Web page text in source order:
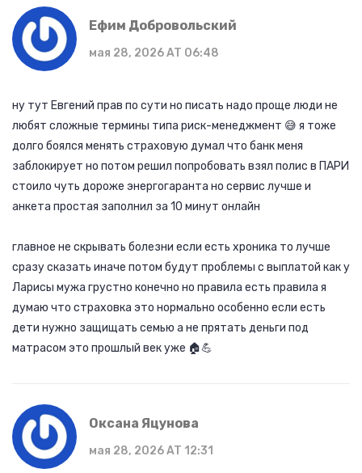
Ефим Добровольский
мая 28, 2026 AT 06:48
ну тут Евгений прав по сути но писать надо проще люди не
любят сложные термины типа риск-менеджмент 😅 я тоже
долго боялся менять страховую думал что банк меня
заблокирует но потом решил попробовать взял полис в ПАРИ
стоило чуть дороже энергогаранта но сервис лучше и
анкета простая заполнил за 10 минут онлайн
главное не скрывать болезни если есть хроника то лучше
сразу сказать иначе потом будут проблемы с выплатой как у
Ларисы мужа грустно конечно но правила есть правила я
думаю что страховка это нормально особенно если есть
дети нужно защищать семью а не прятать деньги под
матрасом это прошлый век уже 🏠💪
Оксана Яцунова
мая 28, 2026 AT 12:31